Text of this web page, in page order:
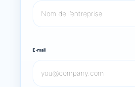
E-mail